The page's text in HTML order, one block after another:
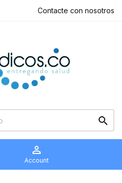
Contacte con nosotros


Account